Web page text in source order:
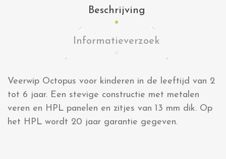
Beschrijving
Informatieverzoek
Veerwip Octopus voor kinderen in de leeftijd van 2
tot 6 jaar. Een stevige constructie met metalen
veren en HPL panelen en zitjes van 13 mm dik. Op
het HPL wordt 20 jaar garantie gegeven.